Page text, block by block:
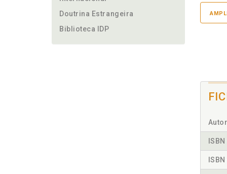
Doutrina Estrangeira
Biblioteca IDP